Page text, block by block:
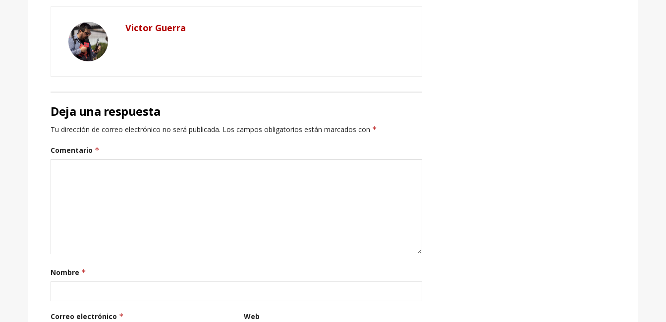
Victor Guerra
Deja una respuesta
Tu dirección de correo electrónico no será publicada. Los campos obligatorios están marcados con *
Comentario *
Nombre *
Correo electrónico * Web